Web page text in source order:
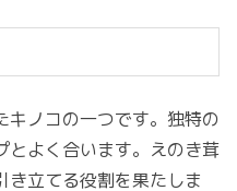
キノコの一つです。独特の
とよく合います。えのき茸
き立てる役割を果たしま